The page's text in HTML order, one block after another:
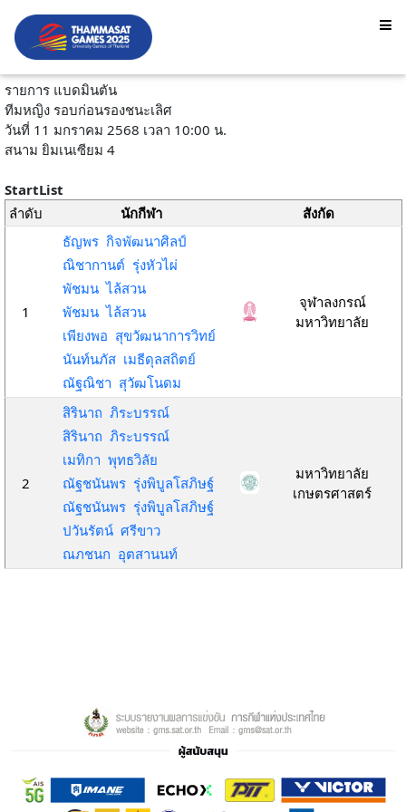
รายการ แบดมินตัน
ทีมหญิง รอบก่อนรองชนะเลิศ
วันที่ 11 มกราคม 2568 เวลา 10:00 น.
สนาม ยิมเนเซียม 4
StartList
ลำดับ
นักกีฬา สังกัด
1
ธัญพร กิจพัฒนาศิลป์
ณิชากานต์ รุ่งหัวไผ่
พัชมน ไล้สวน
พัชมน ไล้สวน
เพียงพอ สุขวัฒนาการวิทย์
นันท์นภัส เมธีดุลสถิตย์
ณัฐณิชา สุวัฒโนดม
จุฬาลงกรณ์
มหาวิทยาลัย
2
สิรินาถ ภิระบรรณ์
สิรินาถ ภิระบรรณ์
เมทิกา พุทธวิลัย
ณัฐชนันพร รุ่งพิบูลโสภิษฐ์
ณัฐชนันพร รุ่งพิบูลโสภิษฐ์
ปวันรัตน์ ศรีขาว
ณภชนก อุตสานนท์
มหาวิทยาลัย
เกษตรศาสตร์